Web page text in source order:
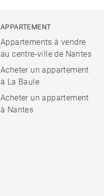
APPARTEMENT
Appartements à vendre
au centre-ville de Nantes
Acheter un appartement
à La Baule
Acheter un appartement
à Nantes